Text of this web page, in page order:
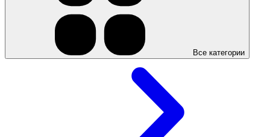
Все категории